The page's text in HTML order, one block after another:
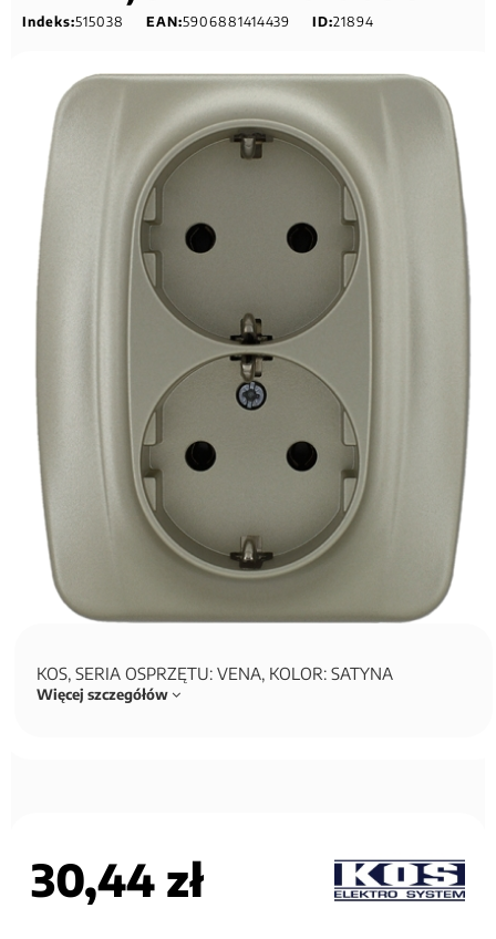
Indeks:515038 EAN:5906881414439 ID:21894
KOS, SERIA OSPRZĘTU: VENA, KOLOR: SATYNA
Więcej szczegółów
30,44 zł